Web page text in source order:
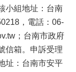
小組地址：台南
，電話：06-
；台南市政府
信箱。申訴受理
址：台南市安平